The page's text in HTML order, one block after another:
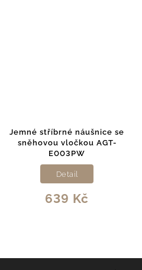
Jemné stříbrné náušnice se
sněhovou vločkou AGT-
E003PW
639 Kč
Detail